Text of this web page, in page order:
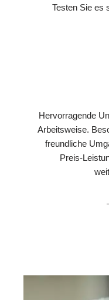
Testen Sie es
Hervorragende
Arbeitsweise.
freundliche
Preis-